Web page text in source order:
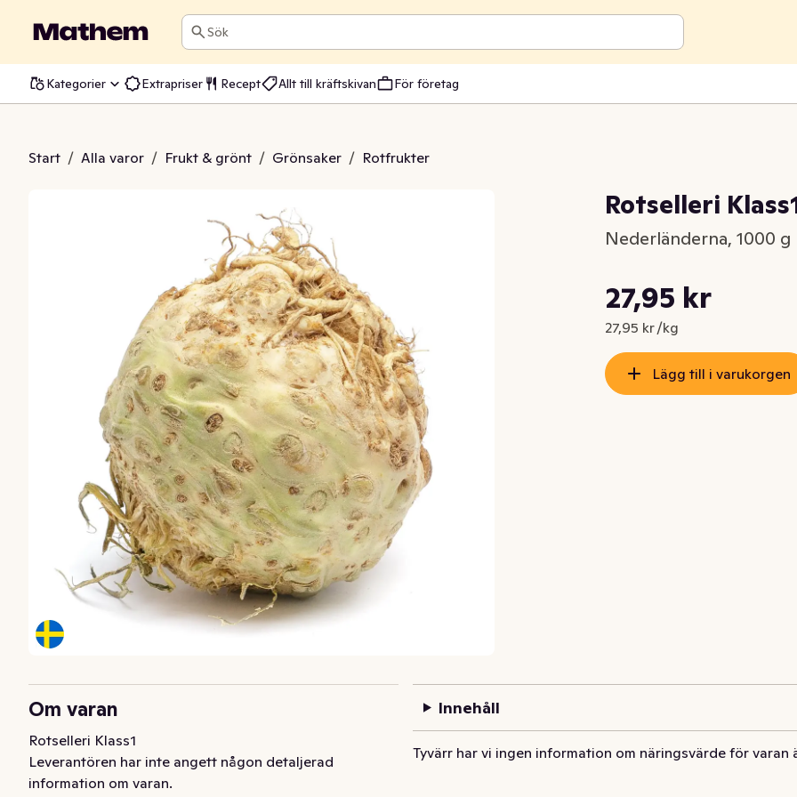
Sök
Kategorier Extrapriser Recept Allt till kräftskivan För företag
Start / Alla varor / Frukt & grönt / Grönsaker / Rotfrukter
Klass1
Rotselleri
Nederländerna, 1000 g
Nuvarande pris är: 27,95 kr
27,95 kr
27,95 kr /kg
Styckpris: 27,95 kr /kg
Lägg till i varukorgen
Om varan
Rotselleri Klass1
Leverantören har inte angett någon detaljerad
information om varan.
Innehåll
Tyvärr har vi ingen information om näringsvärde för varan